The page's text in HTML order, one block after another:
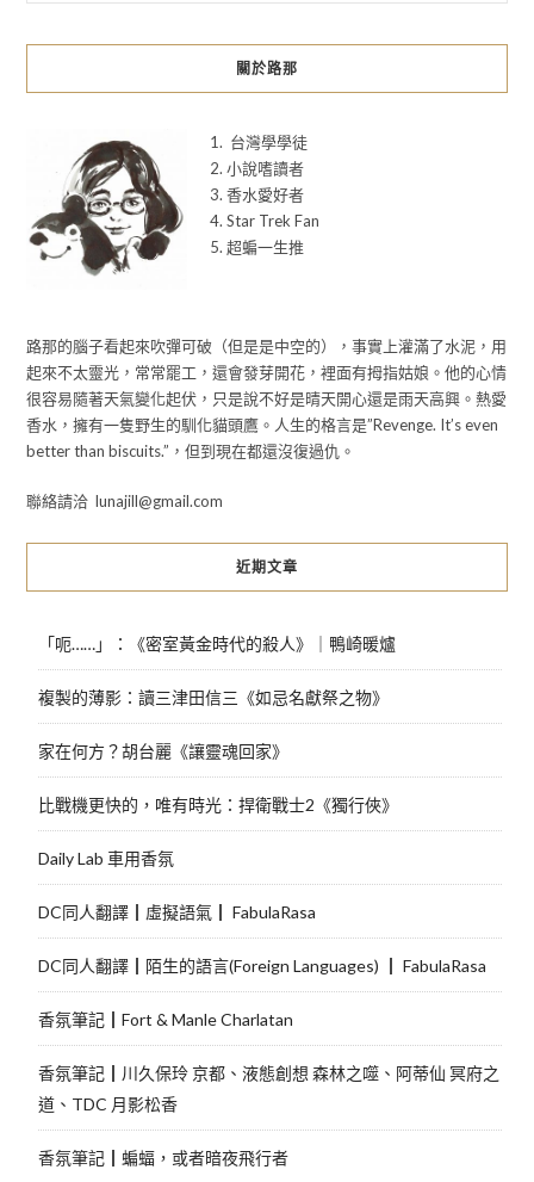
關於路那
1. 台灣學學徒
2. 小說嗜讀者
3. 香水愛好者
4. Star Trek Fan
5. 超蝙一生推
路那的腦子看起來吹彈可破（但是是中空的），事實上灌滿了水泥，用
起來不太靈光，常常罷工，還會發芽開花，裡面有拇指姑娘。他的心情
很容易隨著天氣變化起伏，只是說不好是晴天開心還是雨天高興。熱愛
香水，擁有一隻野生的馴化貓頭鷹。人生的格言是”Revenge. It’s even
better than biscuits.”，但到現在都還沒復過仇。
聯絡請洽 lunajill@gmail.com
近期文章
「呃……」：《密室黃金時代的殺人》｜鴨崎暖爐
複製的薄影：讀三津田信三《如忌名獻祭之物》
家在何方？胡台麗《讓靈魂回家》
比戰機更快的，唯有時光：捍衛戰士2《獨行俠》
Daily Lab 車用香氛
DC同人翻譯┃虛擬語氣┃ FabulaRasa
DC同人翻譯┃陌生的語言(Foreign Languages) ┃ FabulaRasa
香氛筆記┃Fort & Manle Charlatan
香氛筆記┃川久保玲 京都、液態創想 森林之噬、阿蒂仙 冥府之
道、TDC 月影松香
香氛筆記┃蝙蝠，或者暗夜飛行者